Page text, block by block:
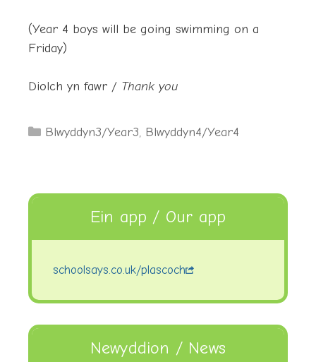
(Year 4 boys will be going swimming on a
Friday)
Diolch yn fawr / Thank you
Categories
Blwyddyn3/Year3, Blwyddyn4/Year4
Ein app / Our app
schoolsays.co.uk/plascoch
Newyddion / News